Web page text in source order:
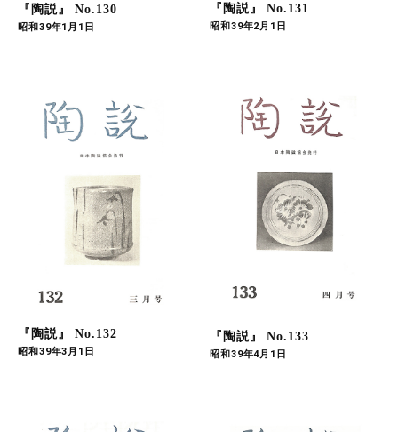
『陶説』 No.130
昭和39年1月1日
『陶説』 No.131
昭和39年2月1日
『陶説』 No.132
昭和39年3月1日
『陶説』 No.133
昭和39年4月1日